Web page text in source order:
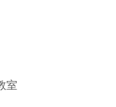
室